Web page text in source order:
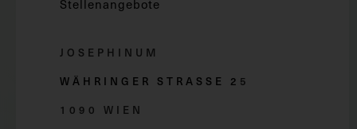
Stellenangebote
JOSEPHINUM
WÄHRINGER STRASSE 2 5
1090 WIEN